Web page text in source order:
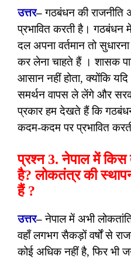
उत्तर–गठबंधन की
प्रभावित करती है। गठबंधन
दल अपना वर्तमान तो
कर लेना चाहते हैं । शासक
आसान नहीं होता, क्योंकि
समर्थन वापस ले लेंगे और
प्रकार हम देखते हैं कि
कदम-कदम पर प्रभावित
प्रश्न 3. नेपाल में किस
है? लोकतंत्र की
हैं ?
उत्तर–नेपाल में अभी
वहाँ लगभग सैकड़ों वर्षों से
कोई अधिक नहीं है, फिर भी